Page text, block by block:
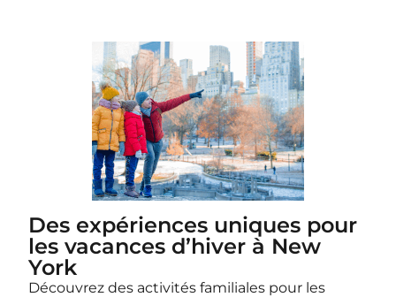
Des expériences uniques pour
les vacances d’hiver à New
York
Découvrez des activités familiales pour les